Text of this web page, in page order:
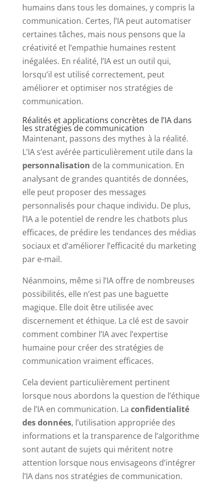
humains dans tous les domaines, y compris la
communication. Certes, l’IA peut automatiser
certaines tâches, mais nous pensons que la
créativité et l’empathie humaines restent
inégalées. En réalité, l’IA est un outil qui,
lorsqu’il est utilisé correctement, peut
améliorer et optimiser nos stratégies de
communication.
Réalités et applications concrètes de l’IA dans
les stratégies de communication
Maintenant, passons des mythes à la réalité.
L’IA s’est avérée particulièrement utile dans la
personnalisation de la communication. En
analysant de grandes quantités de données,
elle peut proposer des messages
personnalisés pour chaque individu. De plus,
l’IA a le potentiel de rendre les chatbots plus
efficaces, de prédire les tendances des médias
sociaux et d’améliorer l’efficacité du marketing
par e-mail.
Néanmoins, même si l’IA offre de nombreuses
possibilités, elle n’est pas une baguette
magique. Elle doit être utilisée avec
discernement et éthique. La clé est de savoir
comment combiner l’IA avec l’expertise
humaine pour créer des stratégies de
communication vraiment efficaces.
Cela devient particulièrement pertinent
lorsque nous abordons la question de l’éthique
de l’IA en communication. La confidentialité
des données, l’utilisation appropriée des
informations et la transparence de l’algorithme
sont autant de sujets qui méritent notre
attention lorsque nous envisageons d’intégrer
l’IA dans nos stratégies de communication.